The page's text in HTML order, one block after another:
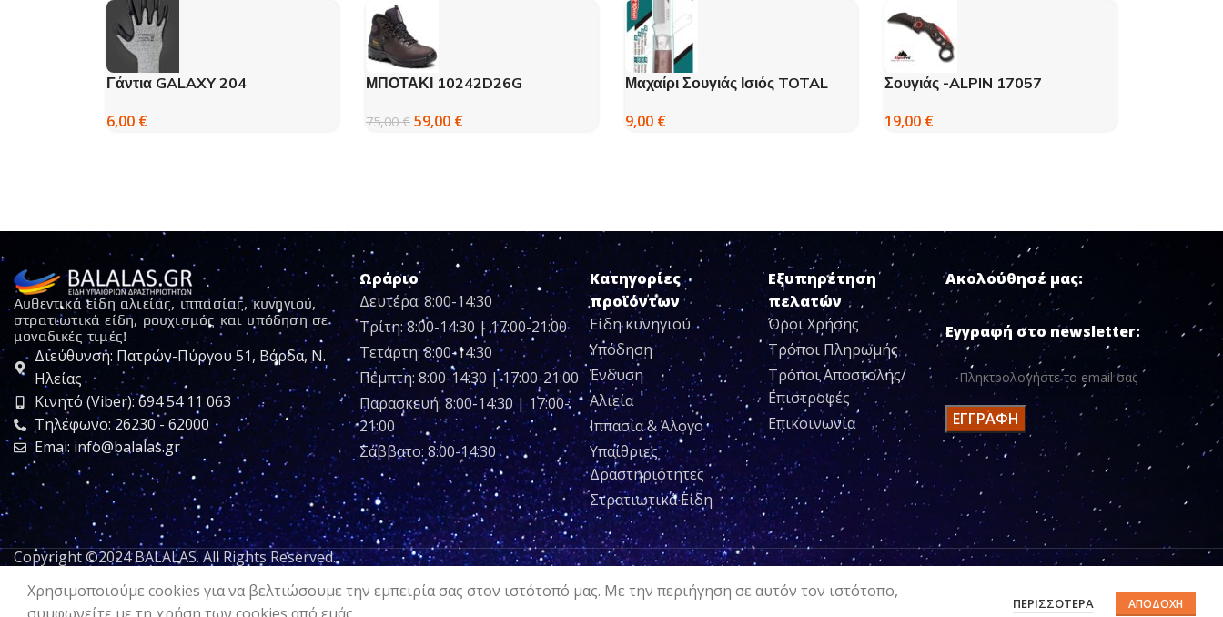
Γάντια GALAXY 204
6,00 €
ΜΠΟΤΑΚΙ 10242D26G
75,00€ 59,00 €
Μαχαίρι Σουγιάς Ισιός TOTAL
9,00 €
Σουγιάς -ALPIN 17057
19,00 €
Αυθεντικά είδη αλιείας, ιππασίας, κυνηγιού,
στρατιωτικά είδη, ρουχισμός και υπόδηση σε
μοναδικές τιμές!
Διεύθυνση: Πατρών-Πύργου 51, Βάρδα, Ν.
Ηλείας
Κινητό (Viber): 694 54 11 063
Τηλέφωνο: 26230 - 62000
Emai: info@balalas.gr
Ωράριο
Δευτέρα: 8:00-14:30
Τρίτη: 8:00-14:30 | 17:00-21:00
Τετάρτη: 8:00-14:30
Πέμπτη: 8:00-14:30 | 17:00-21:00
Παρασκευή: 8:00-14:30 | 17:00-
21:00
Σάββατο: 8:00-14:30
Κατηγορίες
προϊόντων
Είδη κυνηγιού
Υπόδηση
Ένδυση
Αλιεία
Ιππασία & Άλογο
Υπαίθριες
Δραστηριότητες
Στρατιωτικά Είδη
Εξυπηρέτηση
πελατών
Όροι Χρήσης
Τρόποι Πληρωμής
Τρόποι Αποστολής/
Επιστροφές
Επικοινωνία
Ακολούθησέ μας:
Εγγραφή στο newsletter:
Copyright ©2024 BALALAS. All Rights Reserved.
Χρησιμοποιούμε cookies για να βελτιώσουμε την εμπειρία σας στον ιστότοπό μας. Με την περιήγηση σε αυτόν τον ιστότοπο,
ΠΕΡΙΣΣΌΤΕΡΑ ΑΠΟΔΟΧΉ